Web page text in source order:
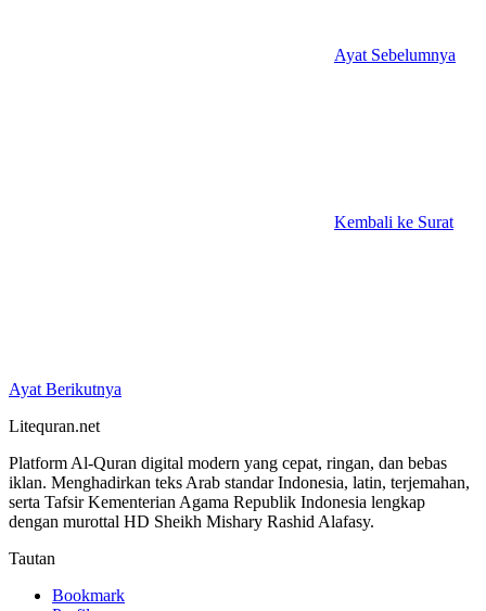
Ayat Sebelumnya
Kembali ke Surat
Ayat Berikutnya
Litequran.net
Platform Al-Quran digital modern yang cepat, ringan, dan bebas
iklan. Menghadirkan teks Arab standar Indonesia, latin, terjemahan,
serta Tafsir Kementerian Agama Republik Indonesia lengkap
dengan murottal HD Sheikh Mishary Rashid Alafasy.
Tautan
Bookmark